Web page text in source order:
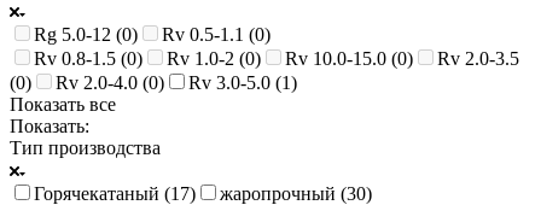
Rg 5.0-12 (0) Rv 0.5-1.1 (0)
Rv 0.8-1.5 (0) Rv 1.0-2 (0) Rv 10.0-15.0 (0)
Rv 2.0-3.5
(0) Rv 2.0-4.0 (0) Rv 3.0-5.0 (1)
Показать все
Показать:
Тип производства
Горячекатаный (17) жаропрочный (30)